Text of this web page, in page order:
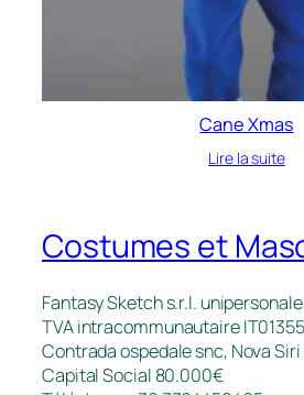
Cane Xmas
Lire la suite
Costumes et
Fantasy Sketch s.r.l. unipersonale
TVA intracommunautaire
Contrada ospedale snc, Nova
Capital Social 80.000€